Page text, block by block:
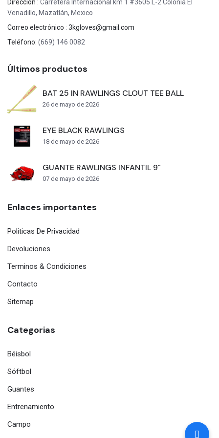
Direccion : Carretera Internacional km 1 #3605 L-2 Colonia El
Venadillo, Mazatlán, Mexico
Correo electrónico : 3kgloves@gmail.com
Teléfono: (669) 146 0082
Últimos productos
BAT 25 IN RAWLINGS CLOUT TEE BALL
26 de mayo de 2026
EYE BLACK RAWLINGS
18 de mayo de 2026
GUANTE RAWLINGS INFANTIL 9"
07 de mayo de 2026
Enlaces importantes
Politicas De Privacidad
Devoluciones
Terminos & Condiciones
Contacto
Sitemap
Categorias
Béisbol
Sóftbol
Guantes
Entrenamiento
Campo